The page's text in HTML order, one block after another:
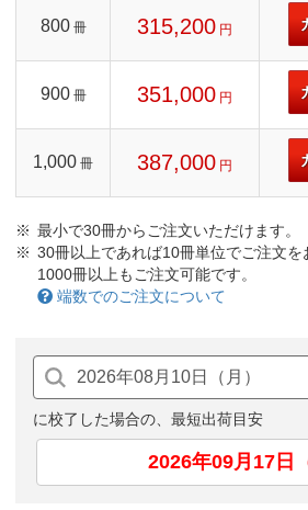
800 冊 315,200 円
900 冊 351,000 円
1,000 冊 387,000 円
最小で30冊からご注文いただけます。
30冊以上であれば10冊単位でご注文を
1000冊以上もご注文可能です。
端数でのご注文について
に校了した場合の、最短出荷目安
2026年09月17日